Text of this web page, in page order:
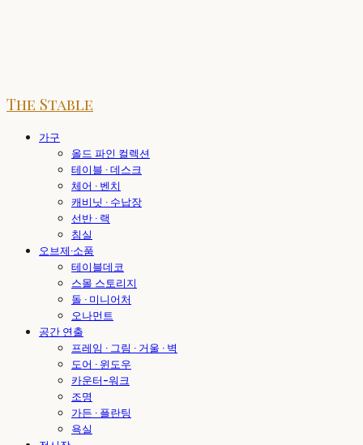
The Stable
가구
올드 파인 컬렉션
테이블 · 데스크
체어 · 벤치
캐비닛 · 수납장
선반 · 랙
침실
오브제·소품
테이블데코
스몰 스토리지
돌 · 미니어처
오나먼트
공간 연출
프레임 · 그림 · 거울 · 벽
도어 · 윈도우
카운터-워크
조명
가든 · 플란팅
욕실